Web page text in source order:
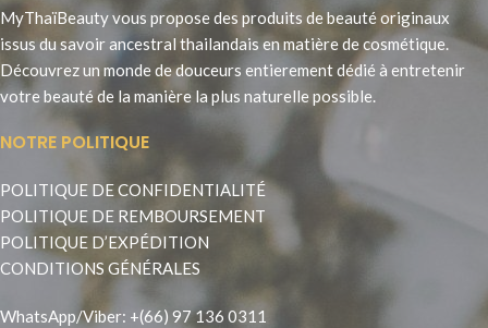
MyThaïBeauty vous propose des produits de beauté originaux
issus du savoir ancestral thailandais en matière de cosmétique.
Découvrez un monde de douceurs entierement dédié à entretenir
votre beauté de la manière la plus naturelle possible.
NOTRE POLITIQUE
POLITIQUE DE CONFIDENTIALITÉ
POLITIQUE DE REMBOURSEMENT
POLITIQUE D’EXPÉDITION
CONDITIONS GÉNÉRALES
WhatsApp/Viber: +(66) 97 136 0311